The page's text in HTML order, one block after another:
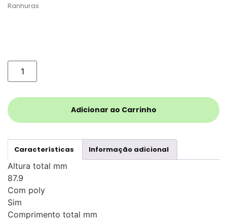
Ranhuras
Adicionar ao Carrinho
Características Informação adicional
Altura total mm
87.9
Com poly
Sim
Comprimento total mm